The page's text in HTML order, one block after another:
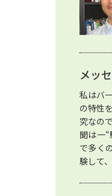
メッ
私はバ
の特性
究なの
聞は一
で多く
験して